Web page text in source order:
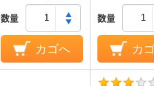
数量
カゴへ
数量
カ